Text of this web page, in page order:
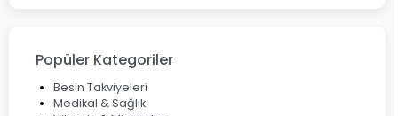
Çözüm Yolları
Bocavirüs Enfeksiyonu Hakkında Bilmeniz Gerekenler
Deep Flex Topraklama Matı Nedir? Detaylı Rehber
Mumiyo Nedir? Faydaları ve Kullanım Alanları Nelerdir?
Popüler Kategoriler
Besin Takviyeleri
Medikal & Sağlık